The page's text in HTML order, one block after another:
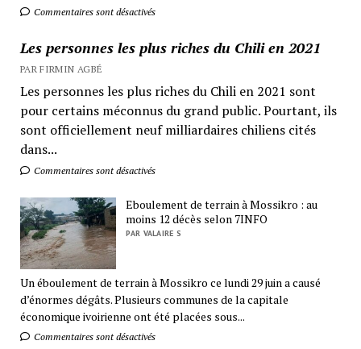
Commentaires sont désactivés
Les personnes les plus riches du Chili en 2021
PAR FIRMIN AGBÉ
Les personnes les plus riches du Chili en 2021 sont
pour certains méconnus du grand public. Pourtant, ils
sont officiellement neuf milliardaires chiliens cités
dans...
Commentaires sont désactivés
Eboulement de terrain à Mossikro : au
moins 12 décès selon 7INFO
PAR VALAIRE S
Un éboulement de terrain à Mossikro ce lundi 29 juin a causé
d’énormes dégâts. Plusieurs communes de la capitale
économique ivoirienne ont été placées sous...
Commentaires sont désactivés